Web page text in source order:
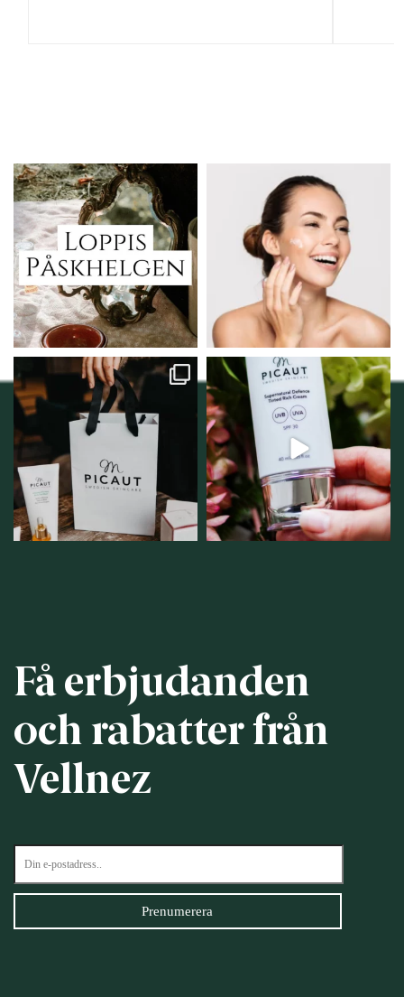
Vi skall ha loppis!
I Vellnez anda;...
6 0
Behandlingserbjudande
februari-mars!
Vi...
0
Vellnez – din
samlingsplats för
personlig handel i
12 0
Njut av solens härliga
strålar men skydda dig...
12 1
Få erbjudanden
och rabatter från
Vellnez